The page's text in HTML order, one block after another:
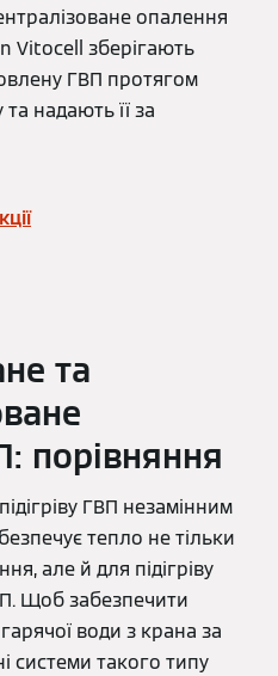
опалення
Vitocell зберігають
ГВП протягом
надають її за
та
порівняння
ГВП незамінним
тепло не тільки
але й для підігріву
Щоб забезпечити
води з крана за
системи такого типу